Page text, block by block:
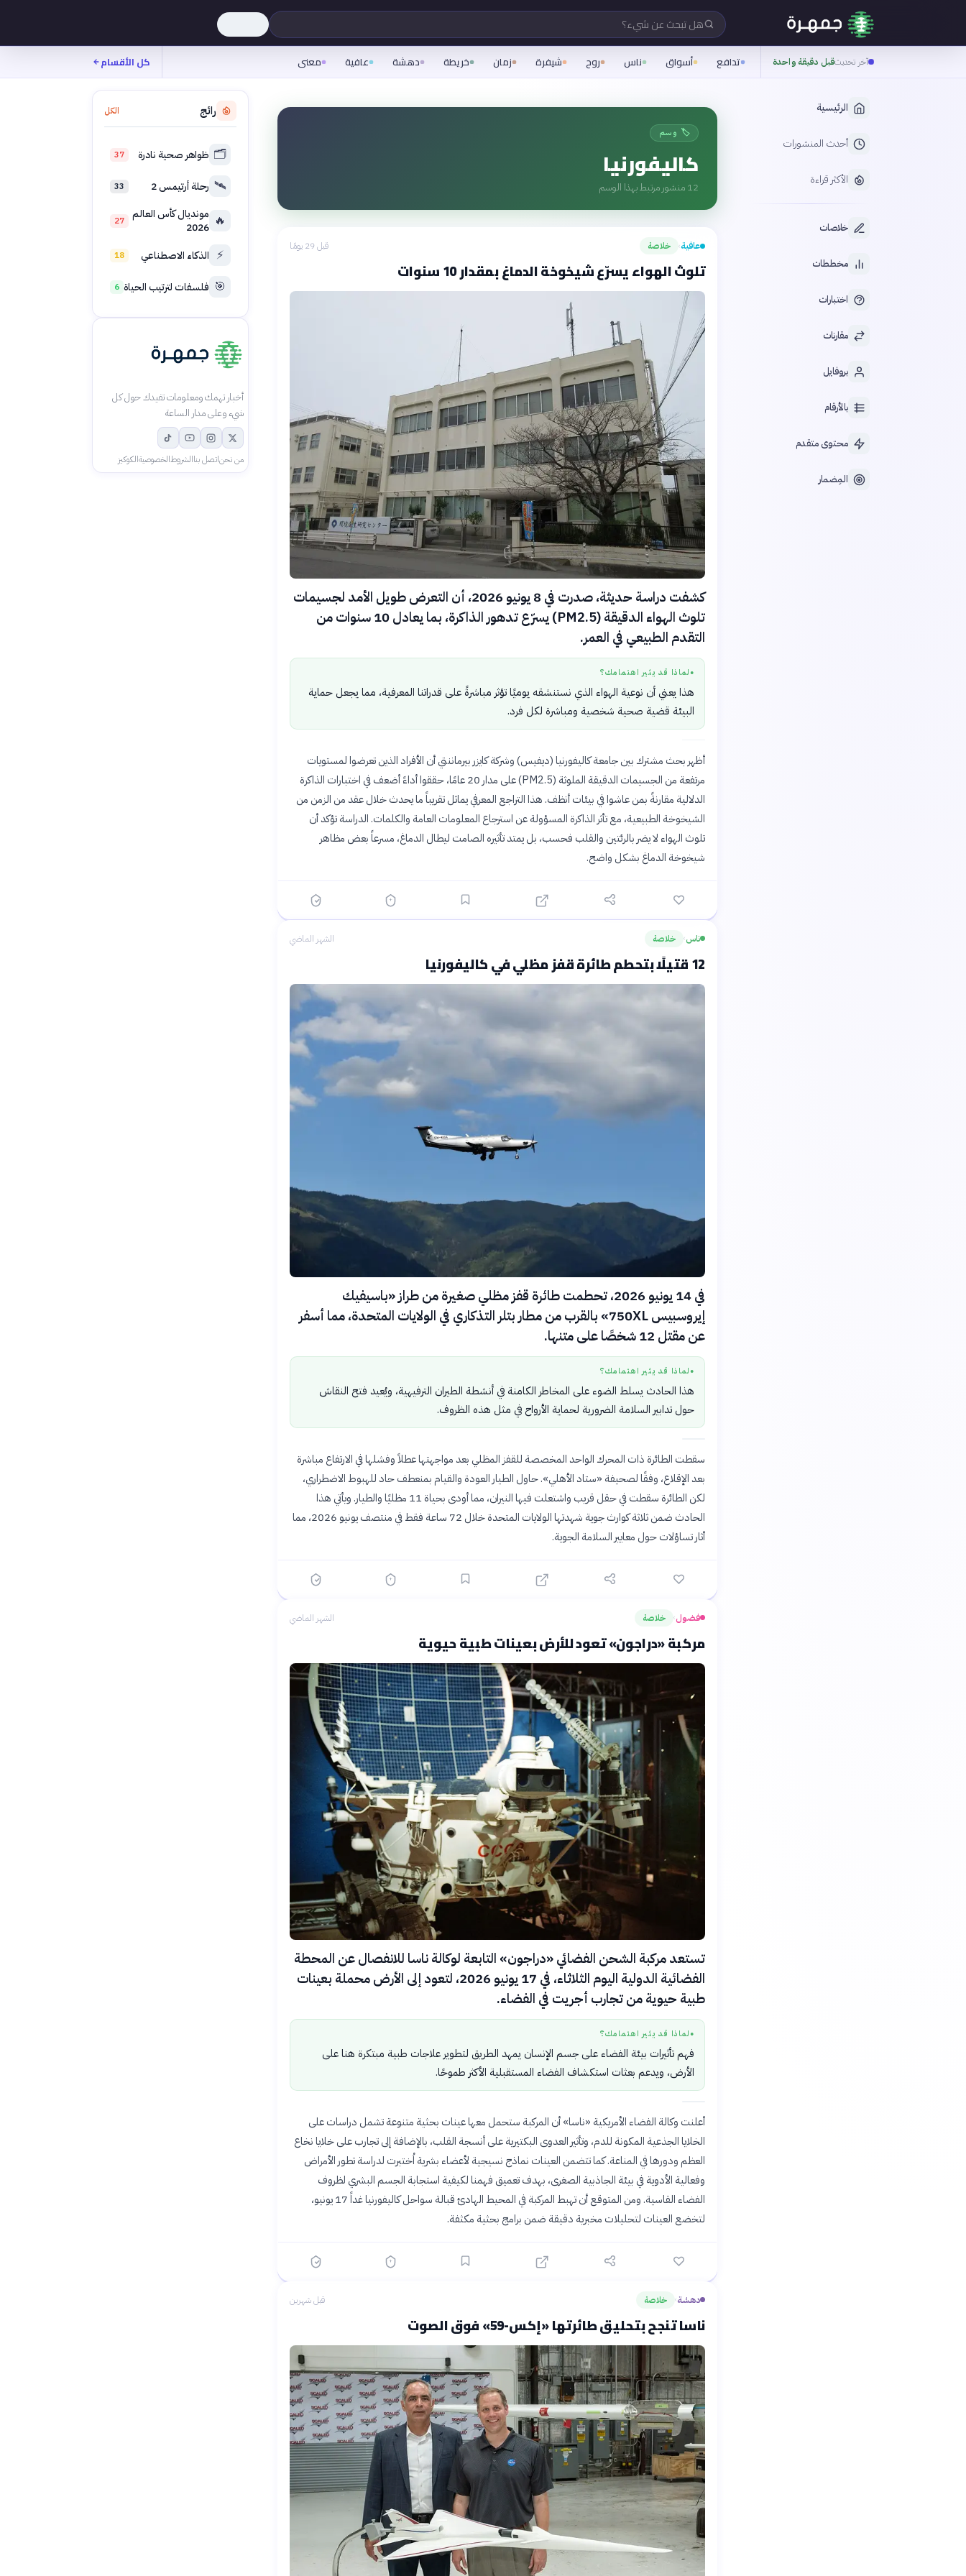
هل تبحث عن شيء؟
آخر تحديثقبل دقيقة واحدة تدافع أسواق ناس روح شيفرة زمان خريطة دهشة عافية معنى كل الأقسام
الرئيسية
أحدث المنشورات
الأكثر قراءة
خلاصات
مخططات
اختبارات
مقارنات
بروفايل
بالأرقام
محتوى متقدم
المِضمار
🏷️ وسم
كاليفورنيا
12 منشور مرتبط بهذا الوسم
عافية› خلاصة قبل 29 يومًا
تلوث الهواء يسرّع شيخوخة الدماغ بمقدار 10 سنوات
كشفت دراسة حديثة، صدرت في 8 يونيو 2026، أن التعرض طويل الأمد لجسيمات
تلوث الهواء الدقيقة (PM2.5) يسرّع تدهور الذاكرة، بما يعادل 10 سنوات من
التقدم الطبيعي في العمر.
● لماذا قد يثير اهتمامك؟
هذا يعني أن نوعية الهواء الذي نستنشقه يوميًا تؤثر مباشرةً على قدراتنا المعرفية، مما يجعل حماية
البيئة قضية صحية شخصية ومباشرة لكل فرد.
أظهر بحث مشترك بين جامعة كاليفورنيا (ديفيس) وشركة كايزر بيرماننتي أن الأفراد الذين تعرضوا لمستويات
مرتفعة من الجسيمات الدقيقة الملوثة (PM2.5) على مدار 20 عامًا، حققوا أداءً أضعف في اختبارات الذاكرة
الدلالية مقارنةً بمن عاشوا في بيئات أنظف. هذا التراجع المعرفي يماثل تقريباً ما يحدث خلال عقد من الزمن من
الشيخوخة الطبيعية، مع تأثر الذاكرة المسؤولة عن استرجاع المعلومات العامة والكلمات. الدراسة تؤكد أن
تلوث الهواء لا يضر بالرئتين والقلب فحسب، بل يمتد تأثيره الصامت ليطال الدماغ، مسرعاً بعض مظاهر
شيخوخة الدماغ بشكل واضح.
ناس› خلاصة الشهر الماضي
12 قتيلًا بتحطم طائرة قفز مظلي في كاليفورنيا
في 14 يونيو 2026، تحطمت طائرة قفز مظلي صغيرة من طراز «باسيفيك
إيروسبيس 750XL» بالقرب من مطار بتلر التذكاري في الولايات المتحدة، مما أسفر
عن مقتل 12 شخصًا على متنها.
● لماذا قد يثير اهتمامك؟
هذا الحادث يسلط الضوء على المخاطر الكامنة في أنشطة الطيران الترفيهية، ويُعيد فتح النقاش
حول تدابير السلامة الضرورية لحماية الأرواح في مثل هذه الظروف.
سقطت الطائرة ذات المحرك الواحد المخصصة للقفز المظلي بعد مواجهتها عطلاً وفشلها في الارتفاع مباشرة
بعد الإقلاع، وفقًا لصحيفة «ستاد الأهلي». حاول الطيار العودة والقيام بمنعطف حاد للهبوط الاضطراري،
لكن الطائرة سقطت في حقل قريب واشتعلت فيها النيران، مما أودى بحياة 11 مظليًا والطيار. ويأتي هذا
الحادث ضمن ثلاثة كوارث جوية شهدتها الولايات المتحدة خلال 72 ساعة فقط في منتصف يونيو 2026، مما
أثار تساؤلات حول معايير السلامة الجوية.
فضول› خلاصة الشهر الماضي
مركبة «دراجون» تعود للأرض بعينات طبية حيوية
تستعد مركبة الشحن الفضائي «دراجون» التابعة لوكالة ناسا للانفصال عن المحطة
الفضائية الدولية اليوم الثلاثاء، في 17 يونيو 2026، لتعود إلى الأرض محملة بعينات
طبية حيوية من تجارب أجريت في الفضاء.
● لماذا قد يثير اهتمامك؟
فهم تأثيرات بيئة الفضاء على جسم الإنسان يمهد الطريق لتطوير علاجات طبية مبتكرة هنا على
الأرض، ويدعم بعثات استكشاف الفضاء المستقبلية الأكثر طموحًا.
أعلنت وكالة الفضاء الأمريكية «ناسا» أن المركبة ستحمل معها عينات بحثية متنوعة تشمل دراسات على
الخلايا الجذعية المكونة للدم، وتأثير العدوى البكتيرية على أنسجة القلب، بالإضافة إلى تجارب على خلايا نخاع
العظم ودورها في المناعة. كما تتضمن العينات نماذج نسيجية لأعضاء بشرية اُختبرت لدراسة تطور الأمراض
وفعالية الأدوية في بيئة الجاذبية الصغرى، بهدف تعميق فهمنا لكيفية استجابة الجسم البشري لظروف
الفضاء القاسية. ومن المتوقع أن تهبط المركبة في المحيط الهادئ قبالة سواحل كاليفورنيا غداً 17 يونيو،
لتخضع العينات لتحليلات مخبرية دقيقة ضمن برامج بحثية مكثفة.
دهشة› خلاصة قبل شهرين
ناسا تنجح بتحليق طائرتها «إكس-59» فوق الصوت
رائج الكل
🗂️ ظواهر صحية نادرة 37
🛰️ رحلة أرتيمس 2 33
🔥 مونديال كأس العالم
2026
27
⚡ الذكاء الاصطناعي 18
🎯 فلسفات لترتيب الحياة 6
أخبار تهمك ومعلومات تفيدك حول كل
شيء وعلى مدار الساعة
من نحناتصل بناالشروطالخصوصيةالكوكيز